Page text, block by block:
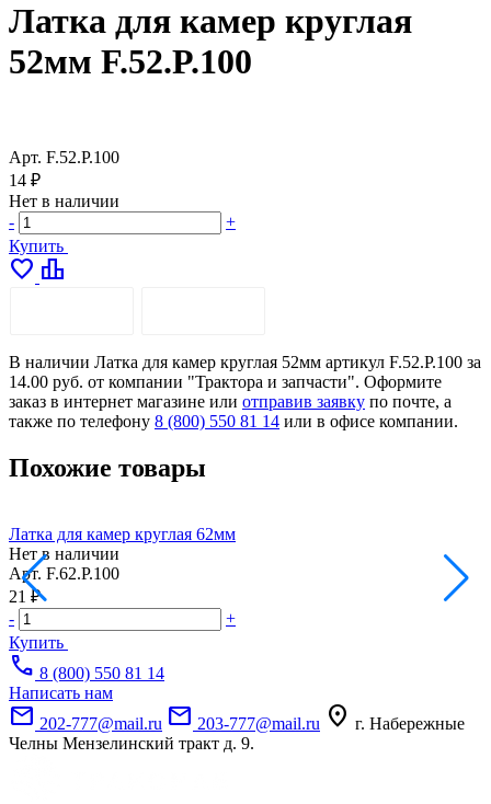
Латка для камер круглая
52мм F.52.P.100
Арт. F.52.P.100
14 ₽
Нет в наличии
-
+
Купить
favorite leaderboard
В наличии Латка для камер круглая 52мм артикул F.52.P.100 за
14.00 руб. от компании "Трактора и запчасти". Оформите
заказ в интернет магазине или отправив заявку по почте, а
также по телефону 8 (800) 550 81 14 или в офисе компании.
Похожие товары
Латка для камер круглая 62мм
Нет в наличии
Арт. F.62.P.100
21 ₽
-
+
Купить
call 8 (800) 550 81 14
Написать нам
mail 202-777@mail.ru mail 203-777@mail.ru location_on г. Набережные
Челны Мензелинский тракт д. 9.